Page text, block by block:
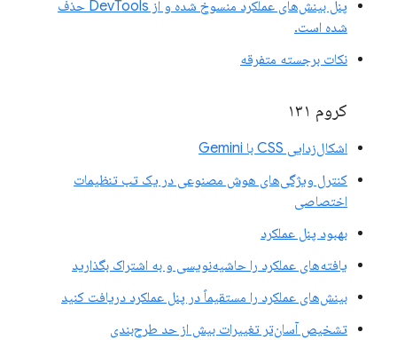
پنل بینش‌های عملکرد منسوخ شده و از DevTools حذف
شده است.
نکات برجسته متفرقه
کروم ۱۳۱
اشکال‌زدایی CSS با Gemini
کنترل ویژگی‌های هوش مصنوعی در یک تب تنظیمات
اختصاصی
بهبود پنل عملکرد
یافته‌های عملکرد را حاشیه‌نویسی و به اشتراک بگذارید
بینش‌های عملکرد را مستقیماً در پنل عملکرد دریافت کنید
تشخیص آسان‌تر تغییرات بیش از حد طرح‌بندی